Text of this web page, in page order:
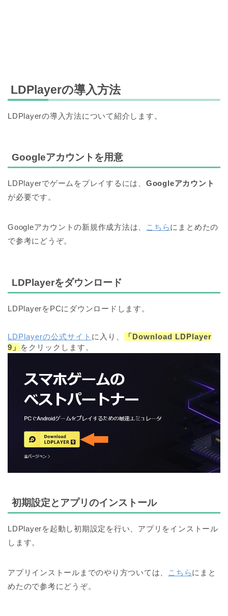
LDPlayerの導入方法
LDPlayerの導入方法について紹介します。
Googleアカウントを用意
LDPlayerでゲームをプレイするには、 Googleアカウント
が必要です。
Googleアカウントの新規作成方法は、 こちらにまとめたの
で参考にどうぞ。
LDPlayerをダウンロード
LDPlayerをPCにダウンロードします。
LDPlayerの公式サイト に入り、
「Download LDPlayer
9」
をクリックします。
初期設定とアプリのインストール
LDPlayerを起動し初期設定を行い、アプリをインストール
します。
アプリインストールまでのやり方ついては、 こちらにまと
めたので参考にどうぞ。